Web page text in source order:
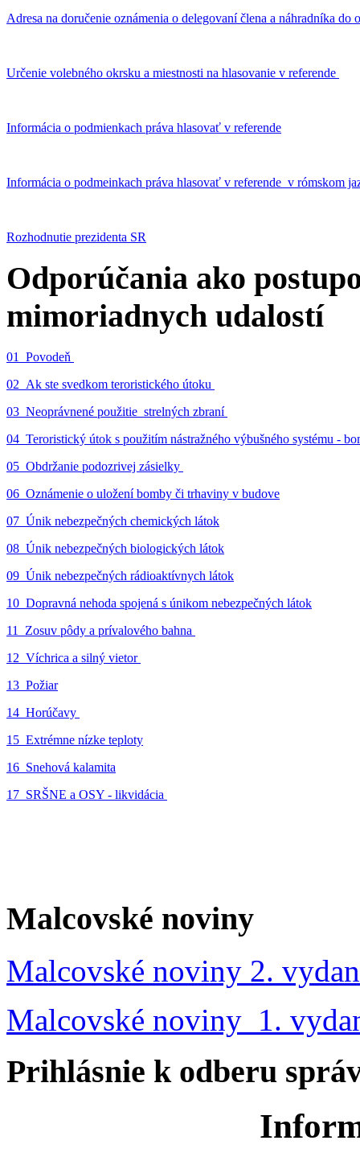
Adresa na doručenie oznámenia o delegovaní člena a náhradníka
Určenie volebného okrsku a miestnosti na hlasovanie v referende
Informácia o podmienkach práva hlasovať v referende
Informácia o podmeinkach práva hlasovať v referende v rómskom
Rozhodnutie prezidenta SR
Odporúčania ako
mimoriadnych udalostí
01_Povodeň
02_Ak ste svedkom teroristického útoku
03_Neoprávnené použitie strelných zbraní
04_Teroristický útok s použitím nástražného výbušného systému -
05_Obdržanie podozrivej zásielky
06_Oznámenie o uložení bomby či trhaviny v budove
07_Únik nebezpečných chemických látok
08_Únik nebezpečných biologických látok
09_Únik nebezpečných rádioaktívnych látok
10_Dopravná nehoda spojená s únikom nebezpečných látok
11_Zosuv pôdy a prívalového bahna
12_Víchrica a silný vietor
13_Požiar
14_Horúčavy
15_Extrémne nízke teploty
16_Snehová kalamita
17_SRŠNE a OSY - likvidácia
Malcovské noviny
Malcovské noviny 2.
Malcovské noviny 1.
Prihlásnie k odberu